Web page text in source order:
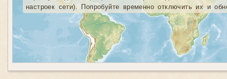
настроек сети). Попробуйте временно отключить их и